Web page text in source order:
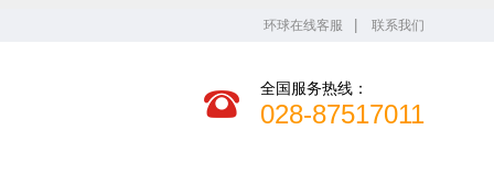
环球在线客服 联系我们
全国服务热线：
028-87517011